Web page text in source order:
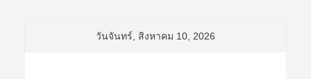
วันจันทร์, สิงหาคม 10, 2026